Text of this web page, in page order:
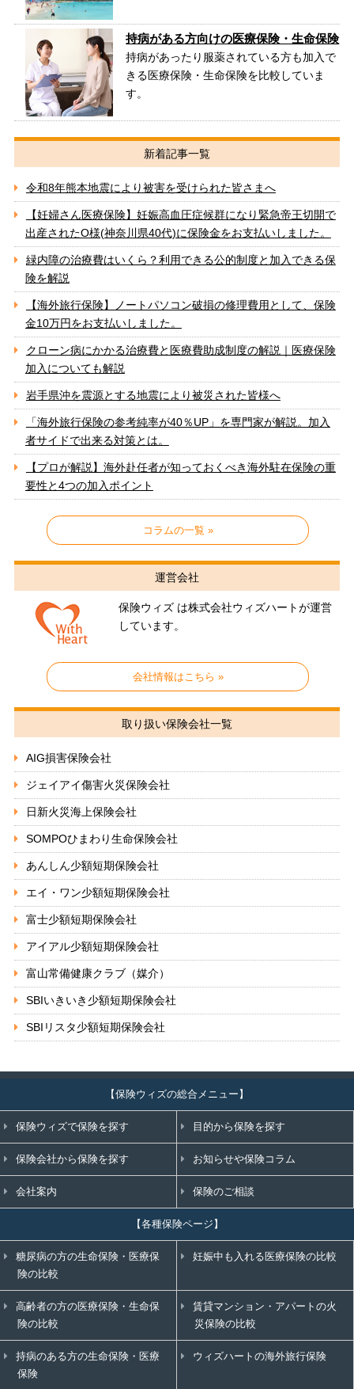
持病がある方向けの医療保険・生命保険
持病があったり服薬されている方も加入で
きる医療保険・生命保険を比較していま
す。
新着記事一覧
令和8年熊本地震により被害を受けられた皆さまへ
【妊婦さん医療保険】妊娠高血圧症候群になり緊急帝王切開で
出産されたO様(神奈川県40代)に保険金をお支払いしました。
緑内障の治療費はいくら？利用できる公的制度と加入できる保
険を解説
【海外旅行保険】ノートパソコン破損の修理費用として、保険
金10万円をお支払いしました。
クローン病にかかる治療費と医療費助成制度の解説｜医療保険
加入についても解説
岩手県沖を震源とする地震により被災された皆様へ
「海外旅行保険の参考純率が40％UP」を専門家が解説。加入
者サイドで出来る対策とは。
【プロが解説】海外赴任者が知っておくべき海外駐在保険の重
要性と4つの加入ポイント
コラムの一覧 »
運営会社
保険ウィズ は株式会社ウィズハートが運営
しています。
会社情報はこちら »
取り扱い保険会社一覧
AIG損害保険会社
ジェイアイ傷害火災保険会社
日新火災海上保険会社
SOMPOひまわり生命保険会社
あんしん少額短期保険会社
エイ・ワン少額短期保険会社
富士少額短期保険会社
アイアル少額短期保険会社
富山常備健康クラブ（媒介）
SBIいきいき少額短期保険会社
SBIリスタ少額短期保険会社
【保険ウィズの総合メニュー】
保険ウィズで保険を探す 目的から保険を探す
保険会社から保険を探す お知らせや保険コラム
会社案内 保険のご相談
【各種保険ページ】
糖尿病の方の生命保険・医療保
険の比較
妊娠中も入れる医療保険の比較
高齢者の方の医療保険・生命保
険の比較
賃貸マンション・アパートの火
災保険の比較
持病のある方の生命保険・医療
保険
ウィズハートの海外旅行保険